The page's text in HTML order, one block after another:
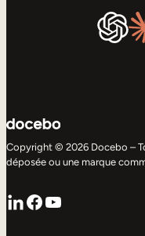
Copyright © 2026 Docebo –
déposée ou une marque
LinkedIn
Facebook
YouTube